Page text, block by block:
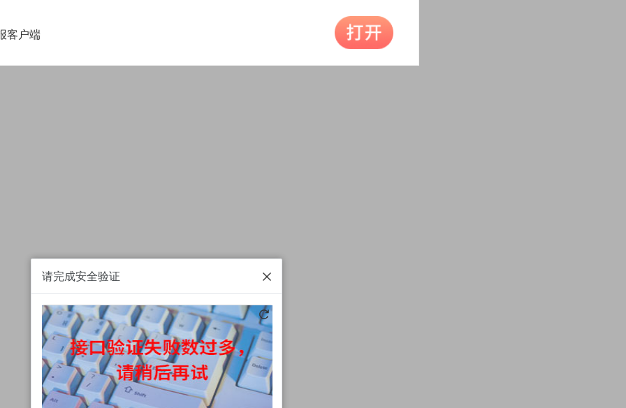
客户端
请完成安全验证